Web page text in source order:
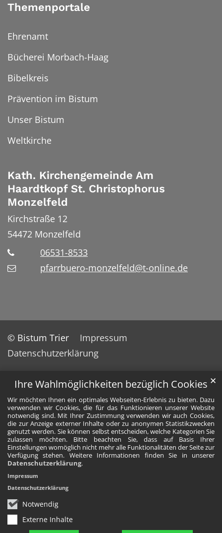
Ihre Wahlmöglichkeiten bezüglich Cookies
Wir möchten Ihnen ein optimales Webseiten-Erlebnis zu bieten. Dazu
verwenden wir Cookies, die für das Funktionieren unserer Website
notwendig sind. Mit Ihrer Zustimmung verwenden wir auch Cookies,
die zur Anzeige externer Inhalte oder zu anonymen Statistikzwecken
genutzt werden. Sie können selbst entscheiden, welche Kategorien Sie
zulassen möchten. Bitte beachten Sie, dass auf Basis Ihrer
Einstellungen womöglich nicht mehr alle Funktionalitäten der Seite zur
Verfügung stehen. Weitere Informationen finden Sie in unserer
Datenschutzerklärung.
Notwendig
Externe Inhalte
✕
Impressum
Datenschutzerklärung
Themenportale
Ehrenamt
Bücherei Morbach-Haag
Bibelkreis
Prävention im Bistum
Unser Bistum
Weltkirche
Kath. Kirchengemeinde Am
Haardtkopf St. Christophorus
Monzelfeld
Kirchstraße 12
54472 Monzelfeld
06531-8533
pfarrbuero-monzelfeld@t-online.de
© Bistum Trier
Impressum
Datenschutzerklärung